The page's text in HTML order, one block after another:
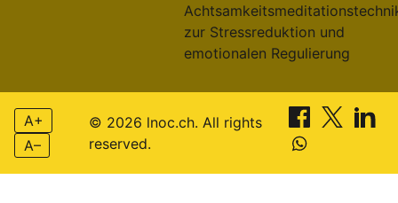
zur Stressreduktion und
emotionalen Regulierung
A+
A–
© 2026 lnoc.ch. All rights
reserved.